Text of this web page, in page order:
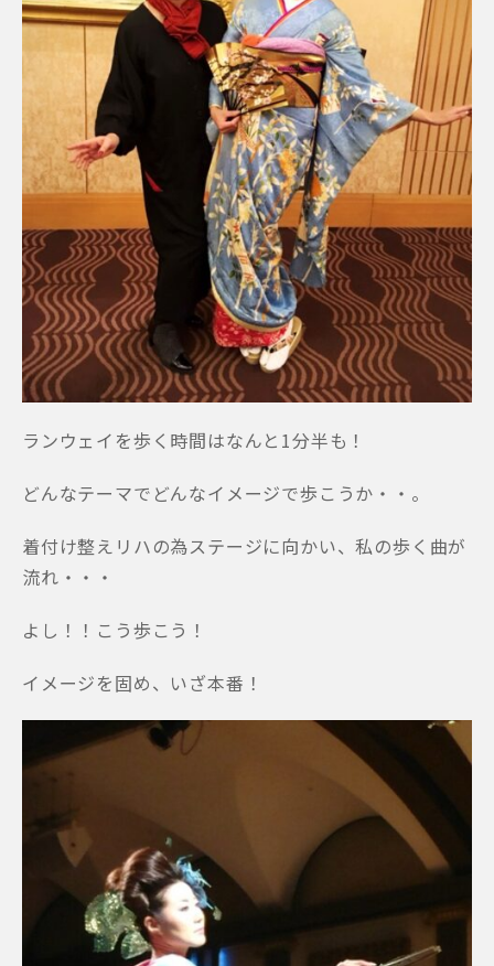
ランウェイを歩く時間はなんと1分半も！
どんなテーマでどんなイメージで歩こうか・・。
着付け整えリハの為ステージに向かい、私の歩く曲が
流れ・・・
よし！！こう歩こう！
イメージを固め、いざ本番！